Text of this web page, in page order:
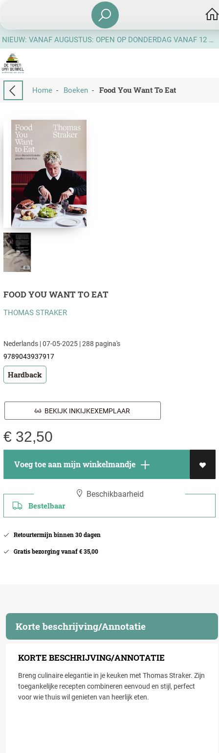
NIEUW: VANAF AUGUSTUS: OPEN OP DONDERDAG VANAF 12 UUR
Home- Boeken- Food You Want To Eat
FOOD YOU WANT TO EAT
THOMAS STRAKER
Nederlands | 07-05-2025 | 288 pagina's
9789043937917
Hardback
BEKIJK INKIJKEXEMPLAAR
€ 32,50
Voeg toe aan mijn winkelmandje
Beschikbaarheid
Bestelbaar
Retourtermijn binnen 30 dagen
Gratis bezorging vanaf € 35,00
Korte beschrijving/Annotatie
KORTE BESCHRIJVING/ANNOTATIE
Breng culinaire elegantie in je keuken met Thomas Straker. Zijn
toegankelijke recepten combineren eenvoud en stijl, perfect
voor wie thuis wil genieten van heerlijk eten.